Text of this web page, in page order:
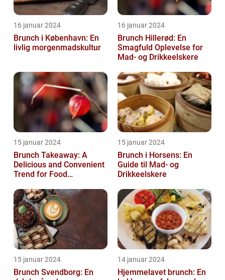
16 januar 2024
Brunch i København: En
livlig morgenmadskultur
16 januar 2024
Brunch Hillerød: En
Smagfuld Oplevelse for
Mad- og Drikkeelskere
15 januar 2024
Brunch Takeaway: A
Delicious and Convenient
Trend for Food
15 januar 2024
Brunch i Horsens: En
Guide til Mad- og
Drikkeelskere
15 januar 2024
Brunch Svendborg: En
14 januar 2024
Hjemmelavet brunch: En